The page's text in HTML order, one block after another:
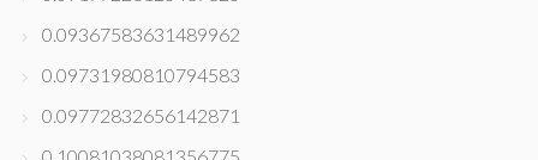
0.09367583631489962
0.09731980810794583
0.09772832656142871